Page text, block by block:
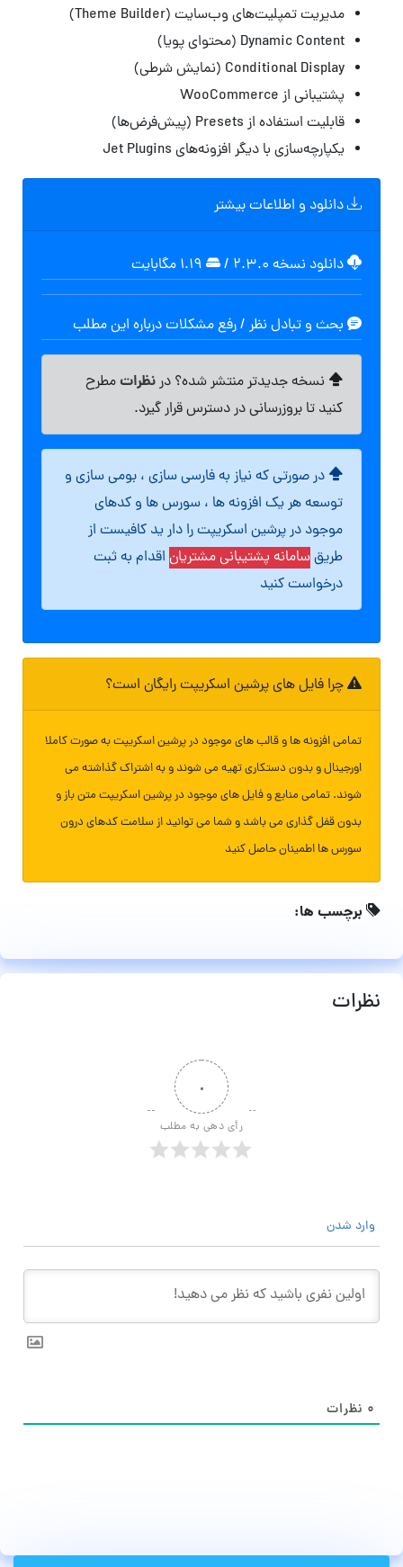
مدیریت تمپلیت‌های وب‌سایت (Theme Builder)
Dynamic Content (محتوای پویا)
Conditional Display (نمایش شرطی)
پشتیبانی از WooCommerce
قابلیت استفاده از Presets (پیش‌فرض‌ها)
یکپارچه‌سازی با دیگر افزونه‌های Jet Plugins
دانلود و اطلاعات بیشتر
دانلود نسخه ۲.۳.۰ /
بحث و تبادل نظر / رفع مشکلات درباره این مطلب
نسخه جدیدتر منتشر شده؟ درنظراتمطرح
کنید تا بروزرسانی در دسترس قرار گیرد.
در صورتی که نیاز به فارسی سازی ، بومی سازی و
توسعه هر یک افزونه ها ، سورس ها و کدهای
موجود در پرشین اسکریپت را دار ید کافیست از
طریقسامانه پشتیبانی مشتریان اقدام به ثبت
درخواست کنید
چرا فایل های پرشین اسکریپت رایگان است؟
تمامی افزونه ها و قالب های موجود در پرشین اسکریپت به صورت کاملا
اورجینال و بدون دستکاری تهیه می شوند و به اشتراک گذاشته می
شوند. تمامی منابع و فایل های موجود در پرشین اسکریپت متن باز و
بدون قفل گذاری می باشد و شما می توانید از سلامت کدهای درون
سورس ها اطمینان حاصل کنید
برچسب ها:
نظرات
۰
رأی دهی به مطلب
وارد شدن
۰ نظرات